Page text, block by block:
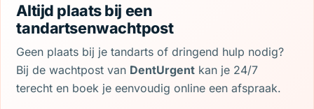
Altijd plaats bij een
tandartsenwachtpost
Geen plaats bij je tandarts of dringend hulp nodig?
Bij de wachtpost van DentUrgent kan je 24/7
terecht en boek je eenvoudig online een afspraak.